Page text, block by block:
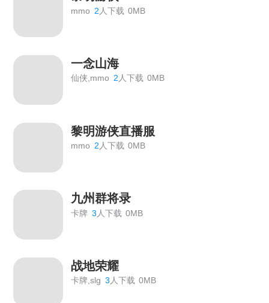
mmo 2 人下载 0MB
一念山海
仙侠,mmo 2人下载 0MB
黎明游侠直播服
mmo 2 人下载 0MB
九州群将录
卡牌 3 人下载 0MB
战地荣耀
卡牌,slg 3人下载 0MB